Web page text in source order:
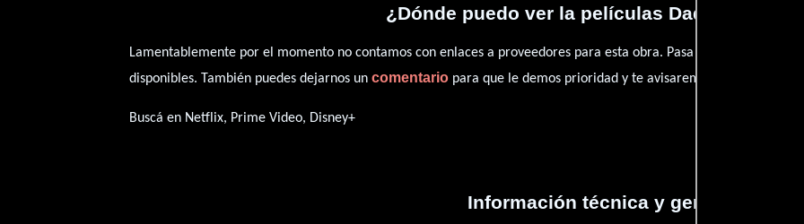
¿Dónde puedo ver la películas Dadgum,
Lamentablemente por el momento no contamos con enlaces a proveedores para esta obra. Pasa por nuestro
disponibles. También puedes dejarnos uncomentario para que le demos prioridad y te avisaremos cuando se
Buscá en Netflix, Prime Video, Disney+
Información técnica y general